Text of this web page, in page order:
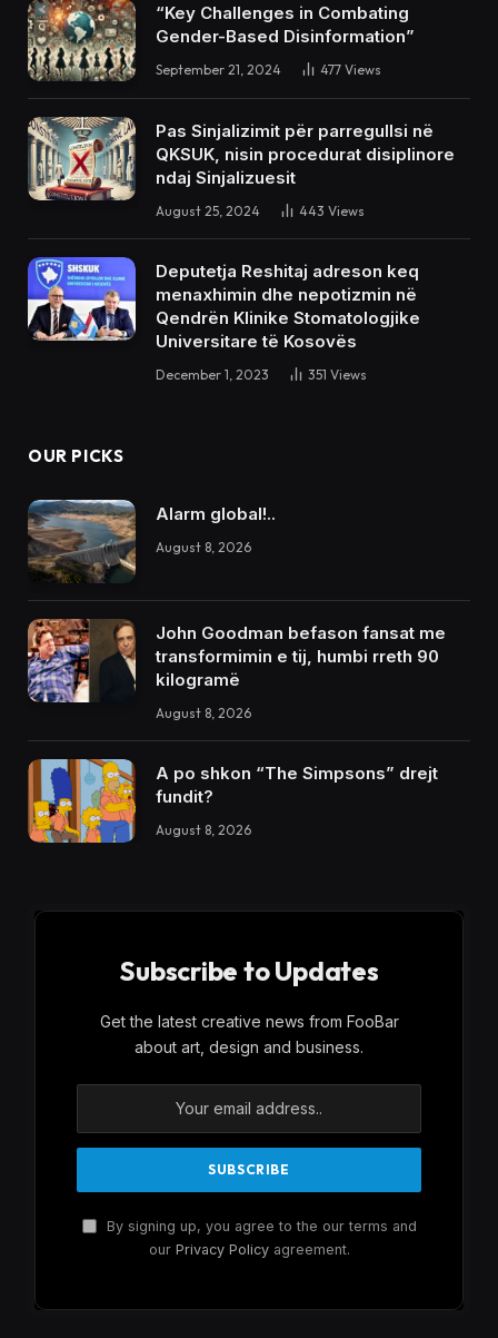
“Key Challenges in Combating
Gender-Based Disinformation”
September 21, 2024 477 Views
Pas Sinjalizimit për parregullsi në
QKSUK, nisin procedurat disiplinore
ndaj Sinjalizuesit
August 25, 2024 443 Views
Deputetja Reshitaj adreson keq
menaxhimin dhe nepotizmin në
Qendrën Klinike Stomatologjike
Universitare të Kosovës
December 1, 2023 351 Views
OUR PICKS
Alarm global!..
August 8, 2026
John Goodman befason fansat me
transformimin e tij, humbi rreth 90
kilogramë
August 8, 2026
A po shkon “The Simpsons” drejt
fundit?
August 8, 2026
Subscribe to Updates
Get the latest creative news from FooBar
about art, design and business.
By signing up, you agree to the our terms and
our Privacy Policyagreement.